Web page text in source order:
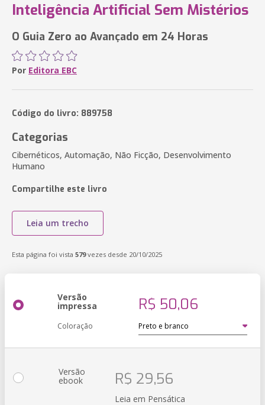
Inteligência Artificial Sem Mistérios
O Guia Zero ao Avançado em 24 Horas
Por Editora EBC
Código do livro: 889758
Categorias
Cibernéticos, Automação, Não Ficção, Desenvolvimento
Humano
Compartilhe este livro
Leia um trecho
Esta página foi vista 579vezes desde 20/10/2025
Versão
impressa R$ 50,06
Coloração
Versão
ebook R$ 29,56
Leia em Pensática